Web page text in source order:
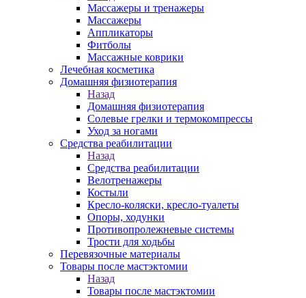
Массажеры и тренажеры
Массажеры
Аппликаторы
Фитболы
Массажные коврики
Лечебная косметика
Домашняя физиотерапия
Назад
Домашняя физиотерапия
Солевые грелки и термокомпрессы
Уход за ногами
Средства реабилитации
Назад
Средства реабилитации
Велотренажеры
Костыли
Кресло-коляски, кресло-туалеты
Опоры, ходунки
Противопролежневые системы
Трости для ходьбы
Перевязочные материалы
Товары после мастэктомии
Назад
Товары после мастэктомии